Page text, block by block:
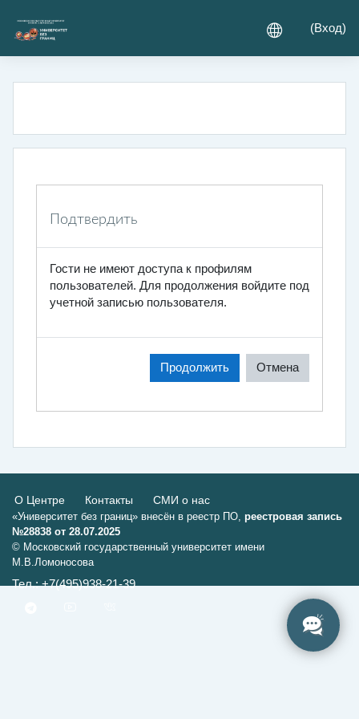
(Вход)
Подтвердить
Гости не имеют доступа к профилям
пользователей. Для продолжения войдите под
учетной записью пользователя.
Продолжить Отмена
О Центре Контакты СМИ о нас
«Университет без границ» внесён в реестр ПО, реестровая запись
№28838 от 28.07.2025
© Московский государственный университет имени
М.В.Ломоносова
Тел.: +7(495)938-21-39